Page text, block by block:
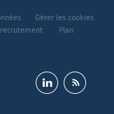
Gérer les cookies
Plan